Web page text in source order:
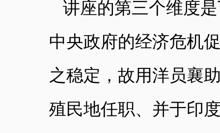
讲座的第三个维度
中央政府的经济危机
之稳定，故用洋员襄
殖民地任职、并于印